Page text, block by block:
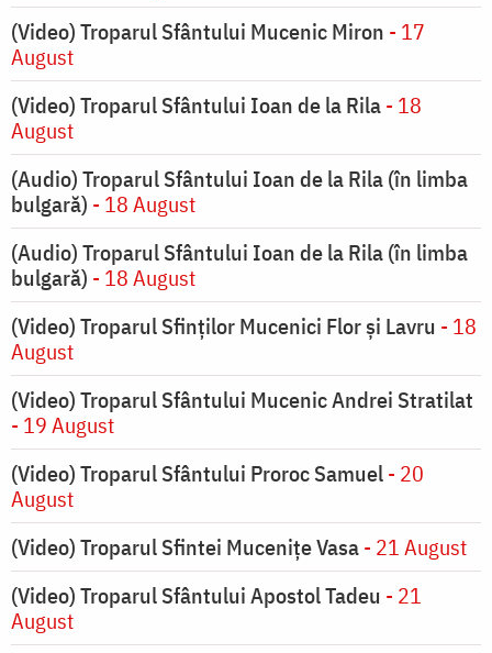
(Video) Troparul Sfântului Mucenic Miron - 17
August
(Video) Troparul Sfântului Ioan de la Rila- 18
August
(Audio) Troparul Sfântului Ioan de la Rila (în limba
bulgară) - 18 August
(Audio) Troparul Sfântului Ioan de la Rila (în limba
bulgară) - 18 August
(Video) Troparul Sfinților Mucenici Flor și Lavru - 18
August
(Video) Troparul Sfântului Mucenic Andrei Stratilat
- 19 August
(Video) Troparul Sfântului Proroc Samuel- 20
August
(Video) Troparul Sfintei Mucenițe Vasa- 21 August
(Video) Troparul Sfântului Apostol Tadeu - 21
August